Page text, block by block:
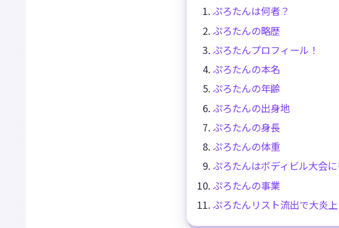
ぷろたんは何者？
ぷろたんの略歴
ぷろたんプロフィール！
ぷろたんの本名
ぷろたんの年齢
ぷろたんの出身地
ぷろたんの身長
ぷろたんの体重
ぷろたんはボディビル大会
ぷろたんの事業
ぷろたんリスト流出で大炎上